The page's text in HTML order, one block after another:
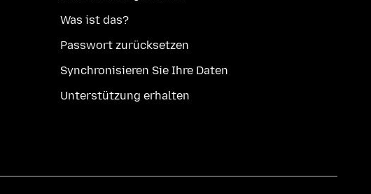
Was ist das?
Passwort zurücksetzen
Synchronisieren Sie Ihre Daten
Unterstützung erhalten